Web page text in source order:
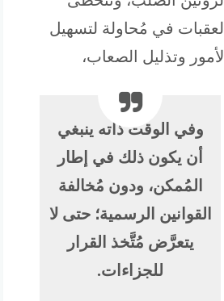
العقبات في مُحاولة لتسهيل
الأمور وتذليل الصعاب،
وفي الوقت ذاته ينبغي
أن يكون ذلك في إطار
المُمكن، ودون مُخالفة
القوانين الرسمية؛ حتى لا
يتعرَّض مُتَّخذ القرار
للجزاءات.